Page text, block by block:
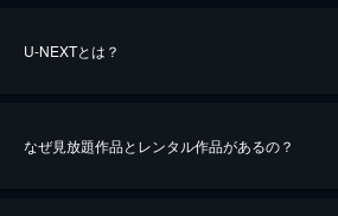
U-NEXTとは？
なぜ見放題作品とレンタル作品があるの？